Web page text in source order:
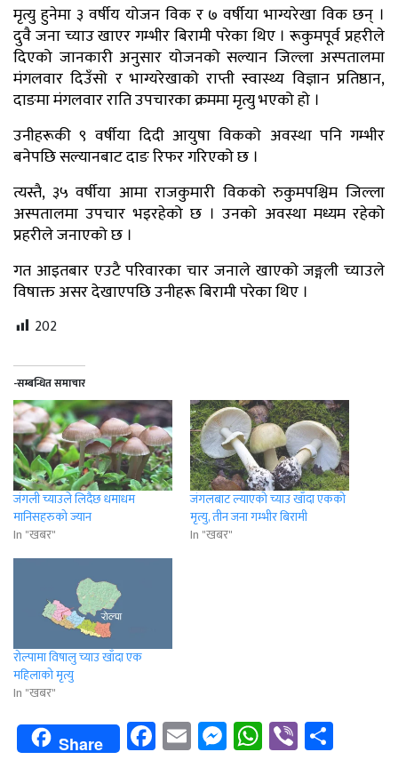
मृत्यु हुनेमा ३ वर्षीय योजन विक र ७ वर्षीया भाग्यरेखा विक छन् ।
दुवै जना च्याउ खाएर गम्भीर बिरामी परेका थिए । रूकुमपूर्व प्रहरीले
दिएको जानकारी अनुसार योजनको सल्यान जिल्ला अस्पतालमा
मंगलवार दिउँसो र भाग्यरेखाको राप्ती स्वास्थ्य विज्ञान प्रतिष्ठान,
दाङमा मंगलवार राति उपचारका क्रममा मृत्यु भएको हो ।
उनीहरूकी ९ वर्षीया दिदी आयुषा विकको अवस्था पनि गम्भीर
बनेपछि सल्यानबाट दाङ रिफर गरिएको छ ।
त्यस्तै, ३५ वर्षीया आमा राजकुमारी विकको रुकुमपश्चिम जिल्ला
अस्पतालमा उपचार भइरहेको छ । उनको अवस्था मध्यम रहेको
प्रहरीले जनाएको छ ।
गत आइतबार एउटै परिवारका चार जनाले खाएको जङ्गली च्याउले
विषाक्त असर देखाएपछि उनीहरू बिरामी परेका थिए ।
202
-सम्बन्धित समाचार
जंगली च्याउले लिदैछ धमाधम
मानिसहरुको ज्यान
In "खबर"
जंगलबाट ल्याएको च्याउ खाँदा एकको
मृत्यु, तीन जना गम्भीर बिरामी
In "खबर"
रोल्पामा विषालु च्याउ खाँदा एक
महिलाको मृत्यु
In "खबर"
Share Facebook
EmailMessenger
WhatsApp
Viber